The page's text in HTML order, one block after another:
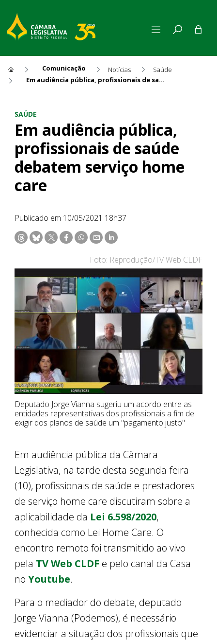
Comunicação Notícias
Saúde
Em audiência pública, profissionais de saúde debatem serviço home care
SAÚDE
Em audiência pública,
profissionais de saúde
debatem serviço home
care
Publicado em 10/05/2021 18h37
Foto: Reprodução/TV Web CLDF
Deputado Jorge Vianna sugeriu um acordo entre as
entidades representativas dos profissionais a fim de
exigir dos planos de saúde um "pagamento justo"
Em audiência pública da Câmara
Legislativa, na tarde desta segunda-feira
(10), profissionais de saúde e prestadores
de serviço home care discutiram sobre a
aplicabilidade da Lei 6.598/2020,
conhecida como Lei Home Care. O
encontro remoto foi transmitido ao vivo
pela TV Web CLDF e pelo canal da Casa
no Youtube.
Para o mediador do debate, deputado
Jorge Vianna (Podemos), é necessário
evidenciar a situação dos profissionais que